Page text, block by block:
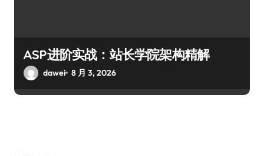
ASP进阶实战：站长学院架构精解
dawei 8 月 3, 2026